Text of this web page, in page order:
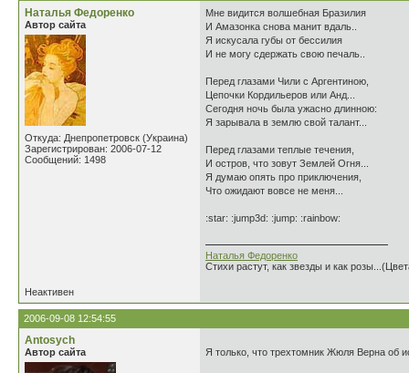
Наталья Федоренко
Автор сайта
Откуда: Днепропетровск (Украина)
Зарегистрирован: 2006-07-12
Сообщений: 1498
Мне видится волшебная Бразилия
И Амазонка снова манит вдаль..
Я искусала губы от бессилия
И не могу сдержать свою печаль..
Перед глазами Чили с Аргентиною,
Цепочки Кордильеров или Анд...
Сегодня ночь была ужасно длинною:
Я зарывала в землю свой талант...
Перед глазами теплые течения,
И остров, что зовут Землей Огня...
Я думаю опять про приключения,
Что ожидают вовсе не меня...
:star: :jump3d: :jump: :rainbow:
Наталья Федоренко
Стихи растут, как звезды и как
Неактивен
2006-09-08 12:54:55
Antosych
Автор сайта Я только, что трехтомник Жюля Верна об